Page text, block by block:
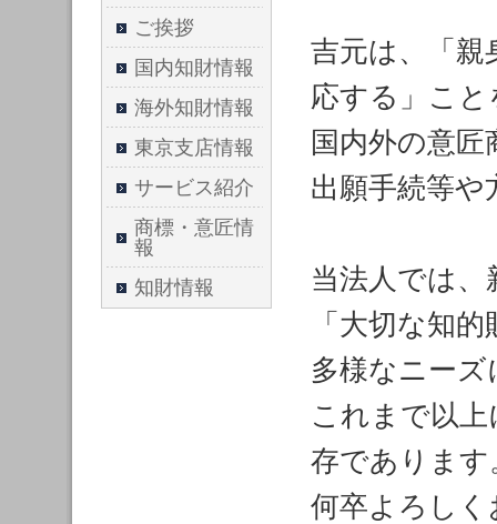
吉元は、「親
応する」こ
国内外の意
出願手続等
当法人では
「大切な知
多様なニー
これまで以
存であります
何卒よろし
ご挨拶
国内知財情報
海外知財情報
東京支店情報
サービス紹介
商標・意匠情
報
知財情報